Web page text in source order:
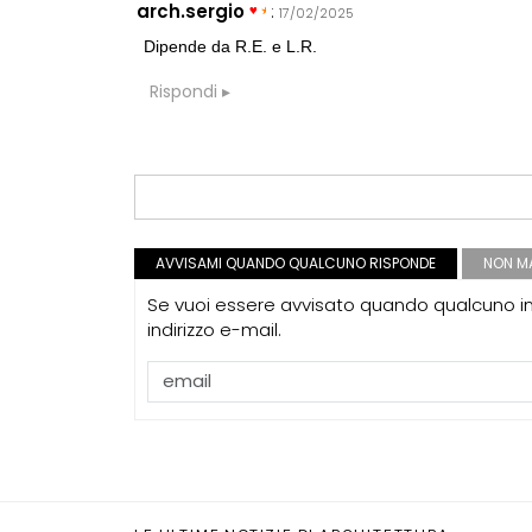
arch.sergio :17/02/2025
Dipende da R.E. e L.R.
Rispondi
AVVISAMI QUANDO QUALCUNO RISPONDE NON
Se vuoi essere avvisato quando qualcuno
indirizzo e-mail.
appuntamenti
Venezia
UP-TO-DATE
decade se il